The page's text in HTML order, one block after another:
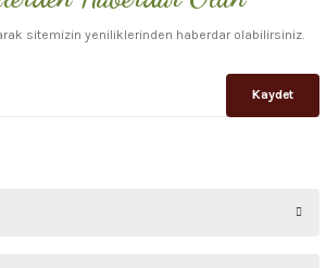
sitemizin yeniliklerinden haberdar olabilirsiniz.
Kaydet